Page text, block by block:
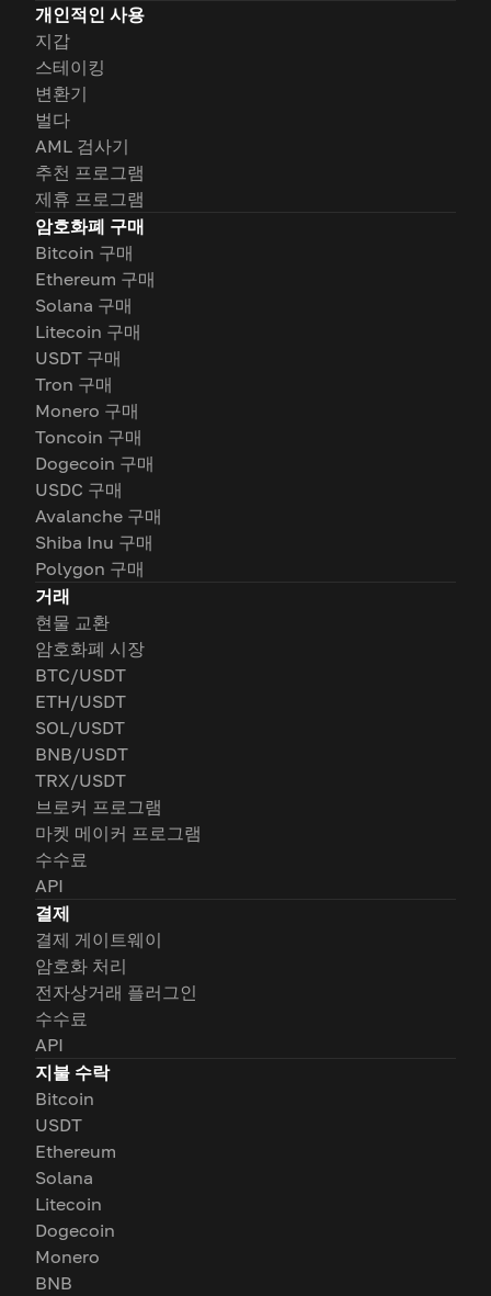
개인적인 사용
지갑
스테이킹
변환기
벌다
AML 검사기
추천 프로그램
제휴 프로그램
암호화폐 구매
Bitcoin 구매
Ethereum 구매
Solana 구매
Litecoin 구매
USDT 구매
Tron 구매
Monero 구매
Toncoin 구매
Dogecoin 구매
USDC 구매
Avalanche 구매
Shiba Inu 구매
Polygon 구매
거래
현물 교환
암호화폐 시장
BTC/USDT
ETH/USDT
SOL/USDT
BNB/USDT
TRX/USDT
브로커 프로그램
마켓 메이커 프로그램
수수료
API
결제
결제 게이트웨이
암호화 처리
전자상거래 플러그인
수수료
API
지불 수락
Bitcoin
USDT
Ethereum
Solana
Litecoin
Dogecoin
Monero
BNB